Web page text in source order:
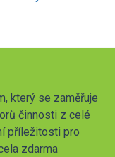
který se zaměřuje
činnosti z celé
příležitosti pro
zdarma